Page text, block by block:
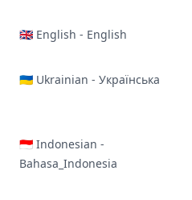
🇬🇧 English - English
🇺🇦 Ukrainian - Українська
🇮🇩 Indonesian -
Bahasa_Indonesia